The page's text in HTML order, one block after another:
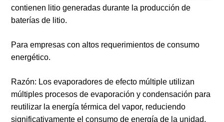
contienen litio generadas durante la producción de
baterías de litio.
Para empresas con altos requerimientos de consumo
energético.
Razón: Los evaporadores de efecto múltiple utilizan
múltiples procesos de evaporación y condensación para
reutilizar la energía térmica del vapor, reduciendo
significativamente el consumo de energía de la unidad,